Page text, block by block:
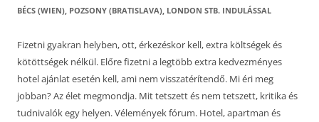
BÉCS (WIEN), POZSONY (BRATISLAVA), LONDON STB. INDULÁSSAL
Fizetni gyakran helyben, ott, érkezéskor kell, extra költségek és
kötöttségek nélkül. Előre fizetni a legtöbb extra kedvezményes
hotel ajánlat esetén kell, ami nem visszatérítendő. Mi éri meg
jobban? Az élet megmondja. Mit tetszett és nem tetszett, kritika és
tudnivalók egy helyen. Vélemények fórum. Hotel, apartman és